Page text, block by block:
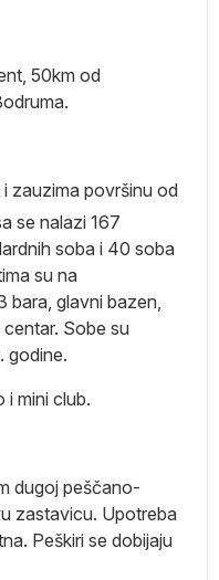
50km od
zauzima površinu od
se nalazi 167
soba i 40 soba
su na
bara, glavni bazen,
Sobe su
godine.
i mini club.
dugoj peščano-
zastavicu. Upotreba
Peškiri se dobijaju